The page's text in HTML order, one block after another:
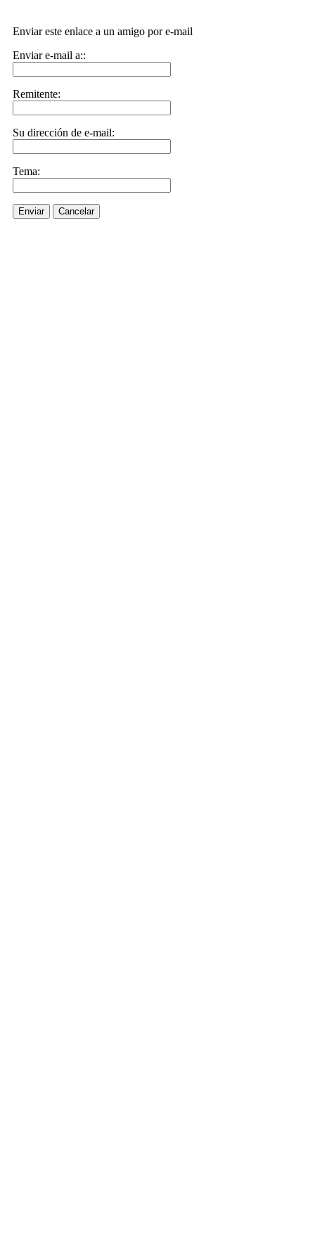
Enviar este enlace a un amigo por e-mail
Enviar e-mail a::
Remitente:
Su dirección de e-mail:
Tema:
Enviar Cancelar